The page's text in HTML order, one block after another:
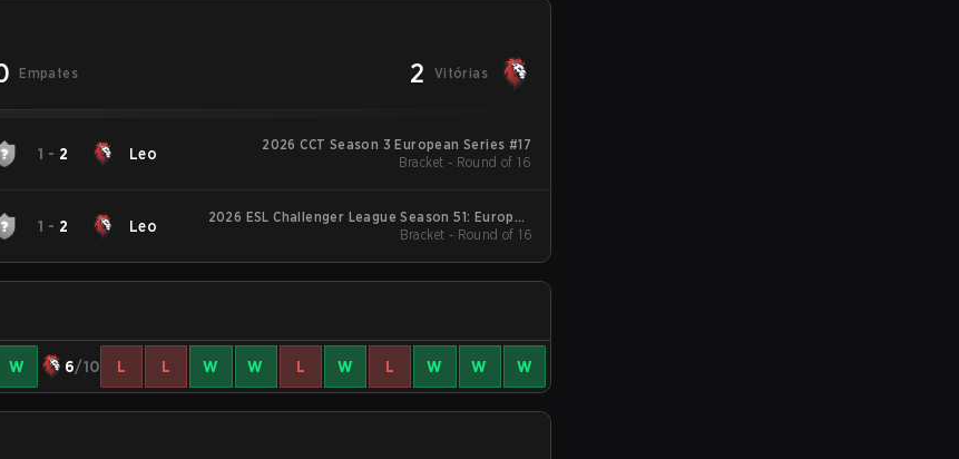
Empates 2 Vitórias
1 - 2 Leo
2026 CCT Season 3 European Series #17
Bracket - Round of 16
1 - 2 Leo
2026 ESL Challenger League Season 51: Europe -
Cup #1
Bracket - Round of 16
W 6/10 L L W W L W L W W W